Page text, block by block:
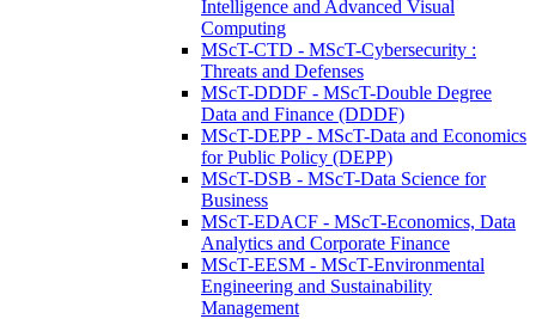
Intelligence and Advanced Visual
Computing
MScT-CTD - MScT-Cybersecurity :
Threats and Defenses
MScT-DDDF - MScT-Double Degree
Data and Finance (DDDF)
MScT-DEPP - MScT-Data and Economics
for Public Policy (DEPP)
MScT-DSB - MScT-Data Science for
Business
MScT-EDACF - MScT-Economics, Data
Analytics and Corporate Finance
MScT-EESM - MScT-Environmental
Engineering and Sustainability
Management